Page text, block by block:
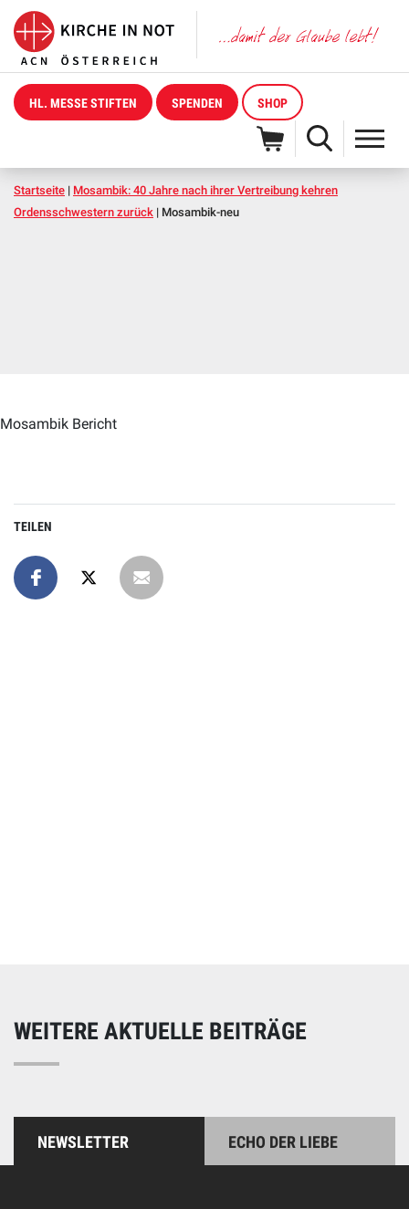
HL. MESSE STIFTEN SPENDEN SHOP
Startseite | Mosambik: 40 Jahre nach ihrer Vertreibung kehren
Ordensschwestern zurück | Mosambik-neu
Mosambik Bericht
TEILEN
WEITERE AKTUELLE BEITRÄGE
NEWSLETTER ECHO DER LIEBE